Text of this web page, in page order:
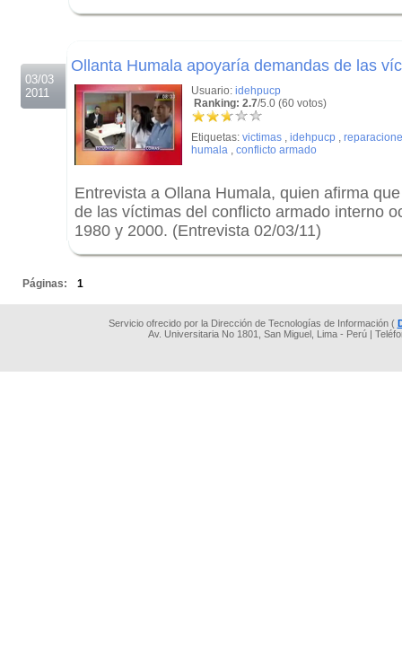
03/03
2011
Ollanta Humala apoyaría demandas de las
Usuario: idehpucp
Ranking: 2.7/5.0 (60 votos)
Etiquetas: victimas , idehpucp ,
humala , conflicto armado
Entrevista a Ollana Humala, quien afirma
de las víctimas del conflicto armado interno
1980 y 2000. (Entrevista 02/03/11)
Páginas: 1
Servicio ofrecido por la Dirección de Tecnologías de Información (
Av. Universitaria No 1801, San Miguel, Lima - Perú |